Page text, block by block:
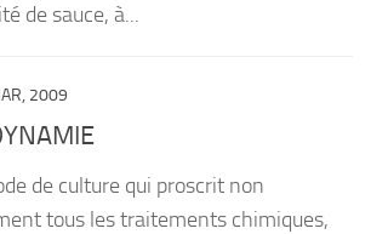
de sauce, à...
2009
de culture qui proscrit non
tous les traitements chimiques,